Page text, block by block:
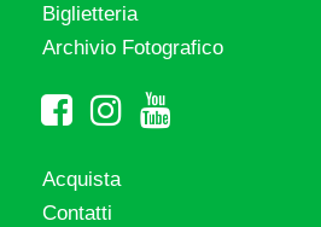
Biglietteria
Archivio Fotografico
Acquista
Contatti